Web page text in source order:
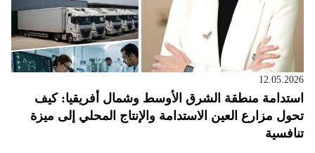
12.05.2026
استدامة منطقة الشرق الأوسط وشمال أفريقيا: كيف
تحول مزارع العين الاستدامة والإنتاج المحلي إلى ميزة
تنافسية